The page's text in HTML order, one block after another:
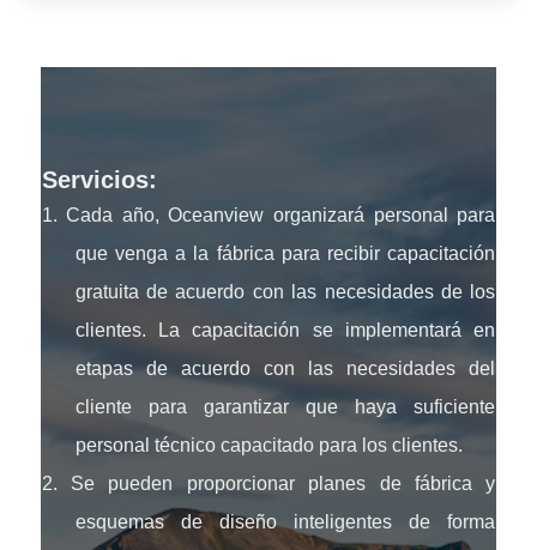
Servicios:
1. Cada año, Oceanview organizará personal para
que venga a la fábrica para recibir capacitación
gratuita de acuerdo con las necesidades de los
clientes. La capacitación se implementará en
etapas de acuerdo con las necesidades del
cliente para garantizar que haya suficiente
personal técnico capacitado para los clientes.
2. Se pueden proporcionar planes de fábrica y
esquemas de diseño inteligentes de forma